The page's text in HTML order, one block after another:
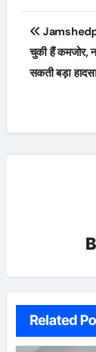
Post
चुकी हैं कमजोर,
सकती बड़ा
Related